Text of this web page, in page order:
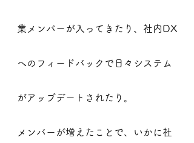
業メンバーが入ってきたり、社内DX
へのフィードバックで日々システム
がアップデートされたり。
メンバーが増えたことで、いかに社